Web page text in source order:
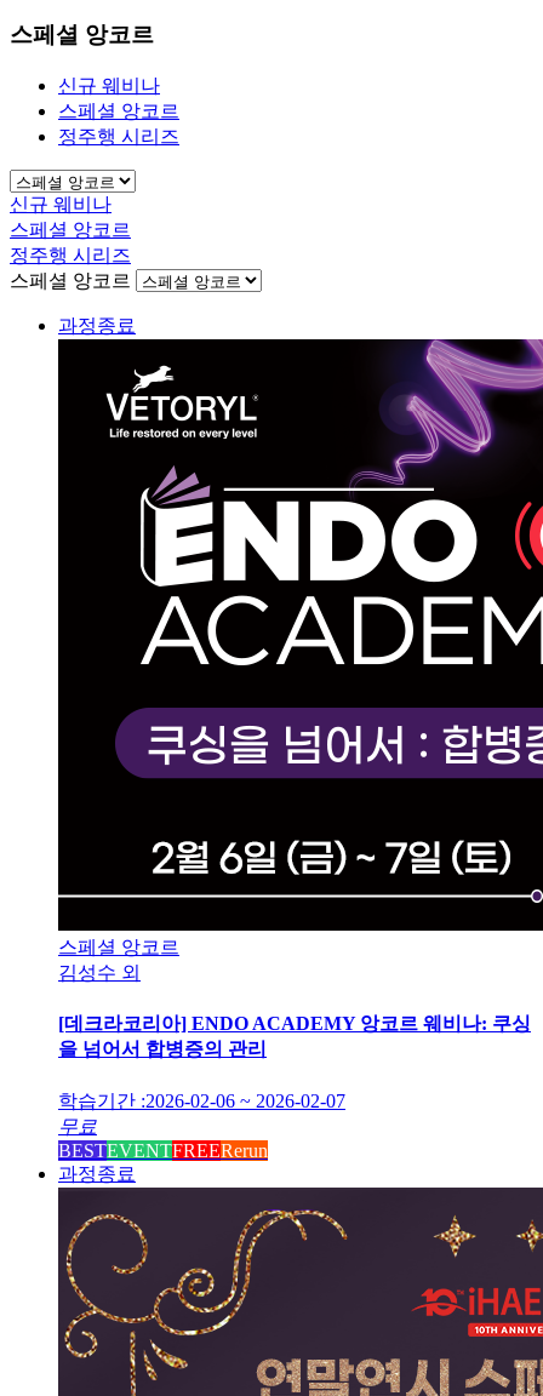
스페셜 앙코르
신규 웨비나
스페셜 앙코르
정주행 시리즈
신규 웨비나
스페셜 앙코르
정주행 시리즈
스페셜 앙코르
과정종료
스페셜 앙코르
김성수 외
[데크라코리아] ENDO ACADEMY 앙코르 웨비나: 쿠싱
을 넘어서 합병증의 관리
학습기간 :2026-02-06 ~ 2026-02-07
무료
BESTEVENTFREERerun
과정종료